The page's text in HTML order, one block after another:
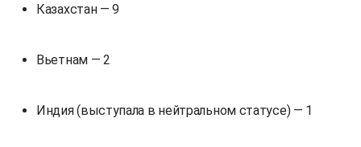
Казахстан — 9
Вьетнам — 2
Индия (выступала в нейтральном статусе) — 1